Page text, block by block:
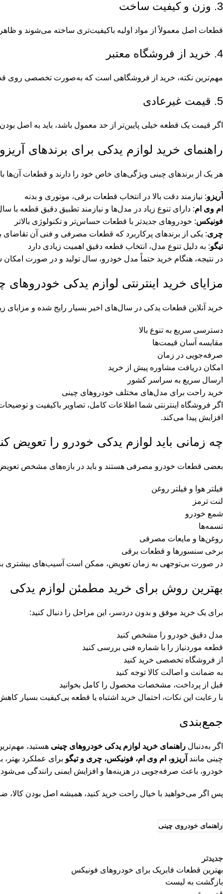
3. وزن و کیفیت ساخت
قطعات اصل معمولاً از مواد اولیه باکیفیت‌تری ساخته می‌شوند و
4. خرید از فروشگاه معتبر
مهم‌ترین نکته، خرید از فروشگاهی است که به‌صورت تخصصی روی
5. قیمت غیرعادی
اگر قیمت یک قطعه خیلی پایین‌تر از حد معمول باشد، باید به
راهنمای خرید لوازم یدکی برای برندهای
هر یک از برندهای چینی ویژگی‌های خاص خود را دارند و قطعات آن‌ها
آریزو: نیازمند دقت بالا در انتخاب قطعات برقی، موتوری و بدنه
ام وی ام: دارای تنوع زیاد در مدل‌ها و نیازمند تطبیق دقیق قطعه با
فونیکس: خودروهای جدیدتر با قطعات حساس‌تر و تکنولوژی بالاتر
چری: یکی از برندهای پرکاربرد که قطعات مصرفی و فنی آن تقاضای
تیگو: به دلیل تنوع مدل، انتخاب قطعه دقیق اهمیت زیادی دارد
در نتیجه، هنگام خرید حتماً مدل خودرو، سال تولید و در صورت
مزایای خرید اینترنتی لوازم یدکی خودروهای
خرید آنلاین قطعات یدکی در سال‌های اخیر بسیار رایج شده و مزایای
دسترسی سریع به تنوع بالا
مقایسه آسان قیمت‌ها
صرفه‌جویی در زمان
امکان دریافت مشاوره پیش از خرید
ارسال سریع به سراسر کشور
خرید راحت برای مدل‌های مختلف خودروهای چینی
اگر فروشگاه اینترنتی شما اطلاعات کامل، تصاویر باکیفیت و
افزایش پیدا می‌کند.
چه زمانی باید لوازم یدکی خودرو را تعویض
بعضی قطعات خودرو مصرفی هستند و باید در بازه‌های مشخص
فیلتر هوا و فیلتر روغن
لنت ترمز
شمع خودرو
تسمه‌ها
روغن‌ها و مایعات مصرفی
برخی سنسورها و قطعات برقی
در صورت بی‌توجهی به زمان تعویض، ممکن است آسیب‌های بیشتری به
بهترین روش برای خرید مطمئن لوازم یدکی
برای یک خرید موفق و بدون دردسر، این مراحل را دنبال کنید:
مدل دقیق خودرو را مشخص کنید
قطعه موردنیاز را با شماره فنی بررسی کنید
از فروشگاه تخصصی خرید کنید
به ضمانت و اصالت کالا توجه کنید
قبل از پرداخت، مشخصات محصول را کامل بخوانید
با رعایت این نکات، احتمال خرید اشتباه یا قطعه بی‌کیفیت بسیار
جمع‌بندی
اگر به‌دنبال راهنمای خرید لوازم یدکی خودروهای چینی هستید،
چینی مانند آریزو، ام وی ام، فونیکس، چری و تیگو برای عملکرد
خودرو، باعث صرفه‌جویی در هزینه‌ها و افزایش ایمنی رانندگی
پس اگر می‌خواهید با خیال راحت خرید کنید، همیشه اصل بودن کالا،
راهنمای خودروی چینی
جدیدتر
بهترین قطعات فابریک برای خودروهای فونیکس
بازگشت به لیست